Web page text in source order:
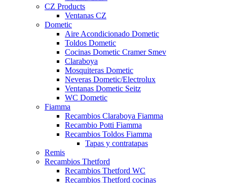
CZ Products
Ventanas CZ
Dometic
Aire Acondicionado Dometic
Toldos Dometic
Cocinas Dometic Cramer Smev
Claraboya
Mosquiteras Dometic
Neveras Dometic/Electrolux
Ventanas Dometic Seitz
WC Dometic
Fiamma
Recambios Claraboya Fiamma
Recambio Potti Fiamma
Recambios Toldos Fiamma
Tapas y contratapas
Remis
Recambios Thetford
Recambios Thetford WC
Recambios Thetford cocinas